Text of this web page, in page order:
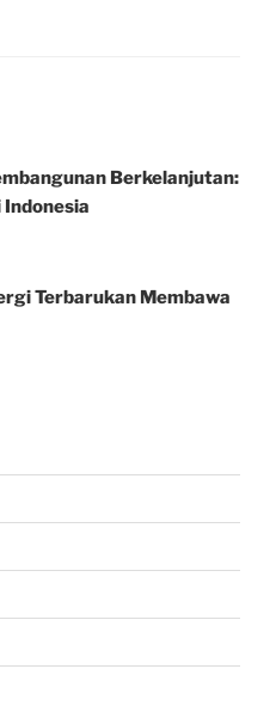
Berkelanjutan:
Indonesia
Terbarukan Membawa